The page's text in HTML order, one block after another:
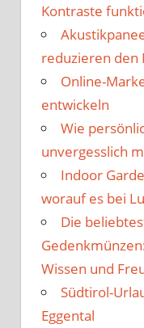
Kontraste
reduzieren den
Online-
entwickeln
Wie
unvergesslich
Indoor
worauf es bei
Die
Wissen und
Südtirol-
Eggental